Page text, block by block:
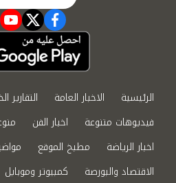
facebook
الرئيسية الاخبار العامة التقارير
فيديوهات متنوعة
اخبار الفن
اخبار الرياضة
مطبخ الموقع
الاقتصاد والبورصة
كمبيوتر وموبايل